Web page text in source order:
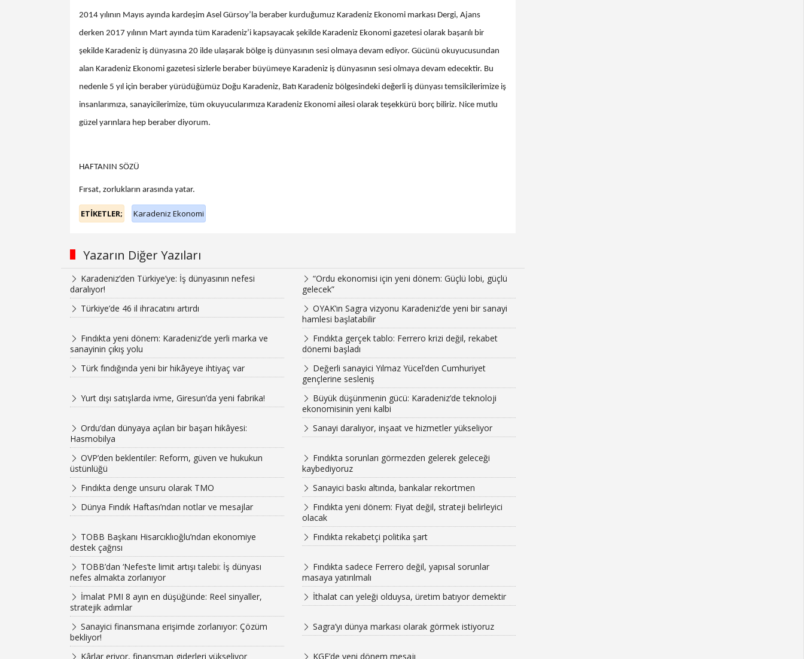
2014 yılının Mayıs ayında kardeşim Asel Gürsoy’la beraber kurduğumuz Karadeniz Ekonomi markası Dergi, Ajans
derken 2017 yılının Mart ayında tüm Karadeniz’i kapsayacak şekilde Karadeniz Ekonomi gazetesi olarak başarılı bir
şekilde Karadeniz iş dünyasına 20 ilde ulaşarak bölge iş dünyasının sesi olmaya devam ediyor. Gücünü okuyucusundan
alan Karadeniz Ekonomi gazetesi sizlerle beraber büyümeye Karadeniz iş dünyasının sesi olmaya devam edecektir. Bu
nedenle 5 yıl için beraber yürüdüğümüz Doğu Karadeniz, Batı Karadeniz bölgesindeki değerli iş dünyası temsilcilerimize iş
insanlarımıza, sanayicilerimize, tüm okuyucularımıza Karadeniz Ekonomi ailesi olarak teşekkürü borç biliriz. Nice mutlu
güzel yarınlara hep beraber diyorum.
HAFTANIN SÖZÜ
Fırsat, zorlukların arasında yatar.
ETİKETLER; Karadeniz Ekonomi
Yazarın Diğer Yazıları
Karadeniz’den Türkiye’ye: İş dünyasının nefesi
daralıyor!
“Ordu ekonomisi için yeni dönem: Güçlü lobi, güçlü
gelecek”
Türkiye’de 46 il ihracatını artırdı
OYAK’ın Sagra vizyonu Karadeniz’de yeni bir sanayi
hamlesi başlatabilir
Fındıkta yeni dönem: Karadeniz’de yerli marka ve
sanayinin çıkış yolu
Fındıkta gerçek tablo: Ferrero krizi değil, rekabet
dönemi başladı
Türk fındığında yeni bir hikâyeye ihtiyaç var
Değerli sanayici Yılmaz Yücel’den Cumhuriyet
gençlerine sesleniş
Yurt dışı satışlarda ivme, Giresun’da yeni fabrika!
Büyük düşünmenin gücü: Karadeniz’de teknoloji
ekonomisinin yeni kalbi
Ordu’dan dünyaya açılan bir başarı hikâyesi:
Hasmobilya
Sanayi daralıyor, inşaat ve hizmetler yükseliyor
OVP’den beklentiler: Reform, güven ve hukukun
üstünlüğü
Fındıkta sorunları görmezden gelerek geleceği
kaybediyoruz
Fındıkta denge unsuru olarak TMO
Sanayici baskı altında, bankalar rekortmen
Dünya Fındık Haftası’ndan notlar ve mesajlar
Fındıkta yeni dönem: Fiyat değil, strateji belirleyici
olacak
TOBB Başkanı Hisarcıklıoğlu’ndan ekonomiye
destek çağrısı
Fındıkta rekabetçi politika şart
TOBB’dan ‘Nefes’te limit artışı talebi: İş dünyası
nefes almakta zorlanıyor
Fındıkta sadece Ferrero değil, yapısal sorunlar
masaya yatırılmalı
İmalat PMI 8 ayın en düşüğünde: Reel sinyaller,
stratejik adımlar
İthalat can yeleği olduysa, üretim batıyor demektir
Sanayici finansmana erişimde zorlanıyor: Çözüm
bekliyor!
Sagra’yı dünya markası olarak görmek istiyoruz
Kârlar eriyor, finansman giderleri yükseliyor KGF’de yeni dönem mesajı